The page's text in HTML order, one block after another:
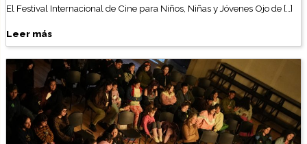
El Festival Internacional de Cine para Niños, Niñas y Jóvenes Ojo de […]
Leer más